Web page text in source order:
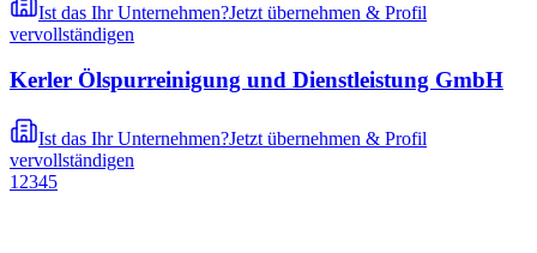
Ist das Ihr Unternehmen?Jetzt übernehmen & Profil
vervollständigen
Kerler Ölspurreinigung und Dienstleistung GmbH
Ist das Ihr Unternehmen?Jetzt übernehmen & Profil
vervollständigen
1 2345